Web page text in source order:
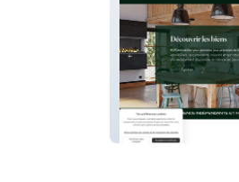
BVR Immobilier